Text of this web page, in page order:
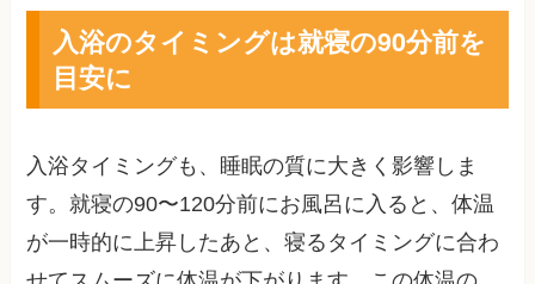
入浴のタイミングは就寝の90分前を
目安に
入浴タイミングも、睡眠の質に大きく影響しま
す。就寝の90〜120分前にお風呂に入ると、体温
が一時的に上昇したあと、寝るタイミングに合わ